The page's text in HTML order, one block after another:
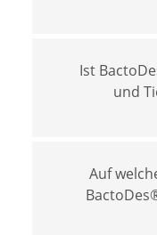
Ist
und
Auf